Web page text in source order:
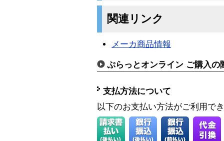
関連リンク
メーカ商品情報
ぷらっとオンライン ご購入の
支払方法について
以下のお支払い方法がご利用で